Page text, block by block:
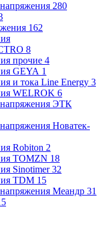
280
162
8
прочие 4
GEYA 1
и тока Line Energy 3
WELROK 6
напряжения ЭТК
Новатек-
Robiton 2
TOMZN 18
Sinotimer 32
TDM 15
напряжения Меандр 31